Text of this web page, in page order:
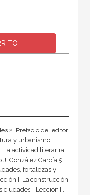
2. Prefacio del editor
y urbanismo
La actividad literarira
González García 5.
fortalezas y
I. La construcción
ciudades - Lección II.